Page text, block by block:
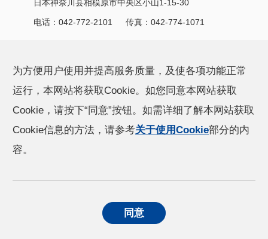
日本神奈川县相模原市中央区小山1-15-30
电话： 042-772-2101 传真：042-774-1071
产品信息
小原的技术能力
CSR活动
新闻
为方便用户使用并提高服务质量，及使各项功能正常
运行，本网站将获取Cookie。如您同意本网站获取
Cookie，请按下“同意”按钮。如需详细了解本网站获取
Cookie信息的方法，请参考关于使用Cookie部分的内
容。
同意